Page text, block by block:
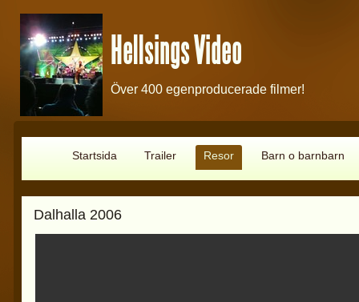
Hellsings Video
Över 400 egenproducerade filmer!
Startsida Trailer Resor Barn o barnbarn
Dalhalla 2006